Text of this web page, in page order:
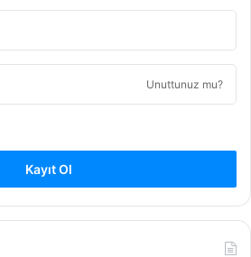
Unuttunuz mu?
Kayıt Ol